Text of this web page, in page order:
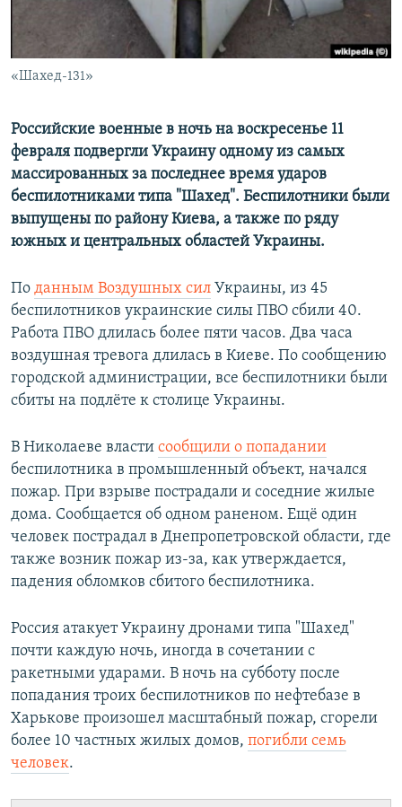
ПОБЕДИТЕЛЕЙ НЕ СУДЯТ?
КРЫМ.НЕПОКОРЕННЫЙ
ELIFBE
ПРИСОЕДИНЯЙТЕСЬ!
Все сайты RFE/RL
«Шахед-131»
Российские военные в ночь на воскресенье 11
февраля подвергли Украину одному из самых
массированных за последнее время ударов
беспилотниками типа "Шахед". Беспилотники были
выпущены по району Киева, а также по ряду
южных и центральных областей Украины.
По данным Воздушных сил Украины, из 45
беспилотников украинские силы ПВО сбили 40.
Работа ПВО длилась более пяти часов. Два часа
воздушная тревога длилась в Киеве. По сообщению
городской администрации, все беспилотники были
сбиты на подлёте к столице Украины.
В Николаеве власти сообщили о попадании
беспилотника в промышленный объект, начался
пожар. При взрыве пострадали и соседние жилые
дома. Сообщается об одном раненом. Ещё один
человек пострадал в Днепропетровской области, где
также возник пожар из-за, как утверждается,
падения обломков сбитого беспилотника.
Россия атакует Украину дронами типа "Шахед"
почти каждую ночь, иногда в сочетании с
ракетными ударами. В ночь на субботу после
попадания троих беспилотников по нефтебазе в
Харькове произошел масштабный пожар, сгорели
более 10 частных жилых домов, погибли семь
человек.